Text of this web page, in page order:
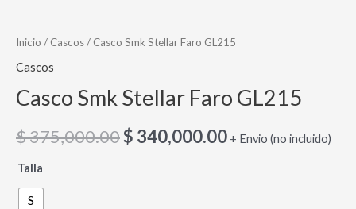
Inicio / Cascos/ Casco Smk Stellar Faro GL215
Cascos
Casco Smk Stellar Faro GL215
$375,000.00$ 340,000.00 + Envio (no incluido)
Talla
S